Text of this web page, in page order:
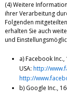
(4) Weitere
ihrer Verarbeitung
Folgenden
erhalten Sie auch
und
a) Facebook
USA: http://
http://
b) Google Inc.,